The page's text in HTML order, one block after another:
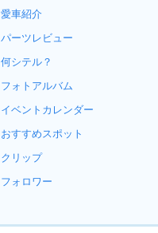
愛車紹介
パーツレビュー
何シテル？
フォトアルバム
イベントカレンダー
おすすめスポット
クリップ
フォロワー